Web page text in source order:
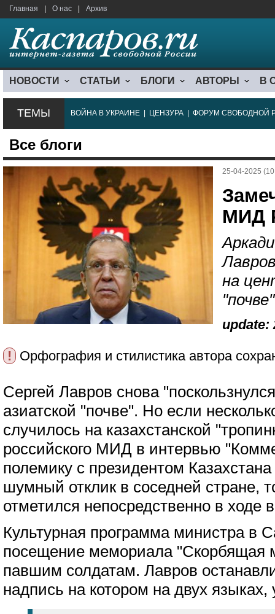
Главная О нас Архив
НОВОСТИ СТАТЬИ БЛОГИ АВТОРЫ В
ТЕМЫ ВОЙНА В УКРАИНЕ ЦЕНЗУРА ФОРУМ СВОБОДНОЙ
Все блоги
25-04-2025
МИД
на
"почве"
update:
! Орфография и стилистика автора
Сергей Лавров снова
азиатской "почве". Но если
случилось на казахстанской
российского МИД в интервью
полемику с президентом
шумный отклик в соседней стране,
отметился непосредственно в ходе
Культурная программа министра в
посещение мемориала "Скорбящая
павшим солдатам. Лавров
надпись на котором на двух языках,